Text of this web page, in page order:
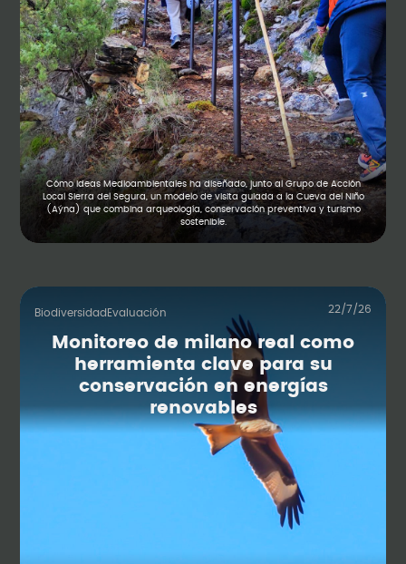
Cómo Ideas Medioambientales ha diseñado, junto al Grupo de Acción
Local Sierra del Segura, un modelo de visita guiada a la Cueva del Niño
(Aýna) que combina arqueología, conservación preventiva y turismo
sostenible.
Biodiversidad Evaluación 22/7/26
Monitoreo de milano real como
herramienta clave para su
conservación en energías
renovables